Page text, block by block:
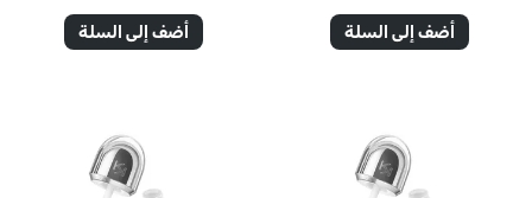
أضف إلى السلة أضف إلى السلة